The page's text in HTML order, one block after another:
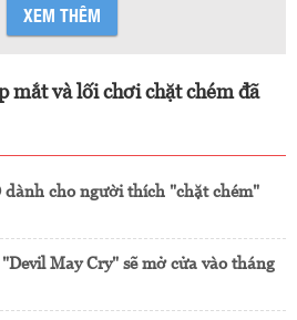
XEM THÊM
mắt và lối chơi chặt chém đã
cho người thích "chặt chém"
May Cry" sẽ mở cửa vào tháng